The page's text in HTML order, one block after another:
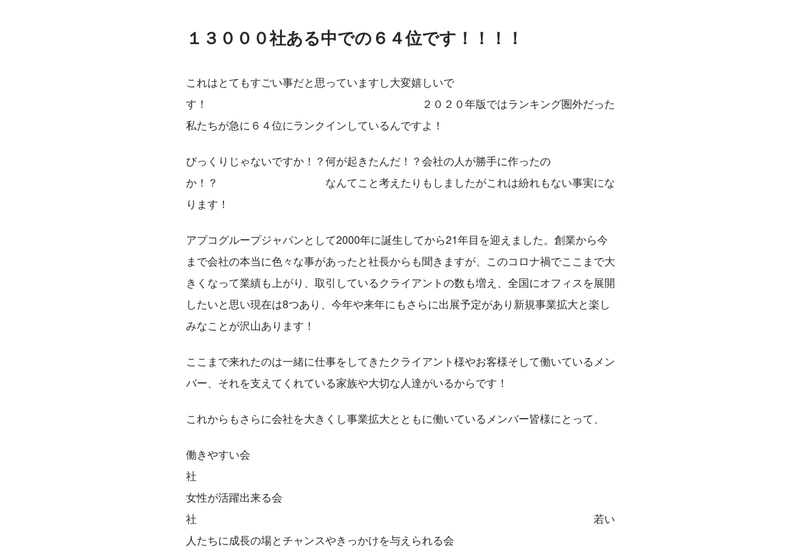
１３０００社ある中での６４位です！！！！
これはとてもすごい事だと思っていますし大変嬉しいで
す！　　　　　　　　　　　　　　　　　　　　２０２０年版ではランキング圏外だった
私たちが急に６４位にランクインしているんですよ！
びっくりじゃないですか！？何が起きたんだ！？会社の人が勝手に作ったの
か！？　　　　　　　　　　なんてこと考えたりもしましたがこれは紛れもない事実にな
ります！
アプコグループジャパンとして2000年に誕生してから21年目を迎えました。創業から今
まで会社の本当に色々な事があったと社長からも聞きますが、このコロナ禍でここまで大
きくなって業績も上がり、取引しているクライアントの数も増え、全国にオフィスを展開
したいと思い現在は8つあり、今年や来年にもさらに出展予定があり新規事業拡大と楽し
みなことが沢山あります！
ここまで来れたのは一緒に仕事をしてきたクライアント様やお客様そして働いているメン
バー、それを支えてくれている家族や大切な人達がいるからです！
これからもさらに会社を大きくし事業拡大とともに働いているメンバー皆様にとって、
働きやすい会
社
女性が活躍出来る会
社　　　　　　　　　　　　　　　　　　　　　　　　　　　　　　　　　　　　　若い
人たちに成長の場とチャンスやきっかけを与えられる会